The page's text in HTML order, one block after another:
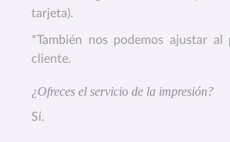
tarjeta).
*También nos podemos ajustar al
cliente.
¿Ofreces el servicio de la impresión?
Sí.